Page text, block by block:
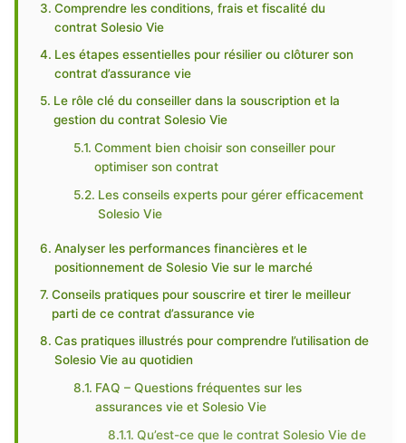
Comprendre les conditions, frais et fiscalité du
contrat Solesio Vie
Les étapes essentielles pour résilier ou clôturer son
contrat d’assurance vie
Le rôle clé du conseiller dans la souscription et la
gestion du contrat Solesio Vie
Comment bien choisir son conseiller pour
optimiser son contrat
Les conseils experts pour gérer efficacement
Solesio Vie
Analyser les performances financières et le
positionnement de Solesio Vie sur le marché
Conseils pratiques pour souscrire et tirer le meilleur
parti de ce contrat d’assurance vie
Cas pratiques illustrés pour comprendre l’utilisation de
Solesio Vie au quotidien
FAQ – Questions fréquentes sur les
assurances vie et Solesio Vie
Qu’est-ce que le contrat Solesio Vie de